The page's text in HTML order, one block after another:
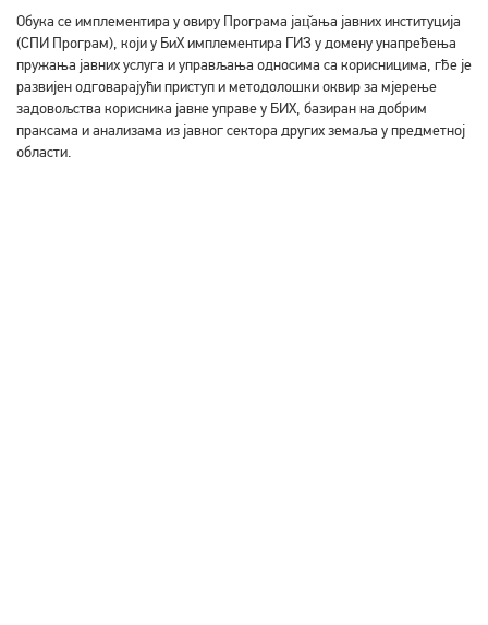
Обука се имплементира у овиру Програма јац̌ања јавних институција
(СПИ Програм), који у БиХ имплементира ГИЗ у домену унапређења
пружања јавних услуга и управљања односима са корисницима, гђе је
развијен одговарајући приступ и методолошки оквир за мјерење
задовољства корисника јавне управе у БИХ, базиран на добрим
праксама и анализама из јавног сектора других земаља у предметној
области.